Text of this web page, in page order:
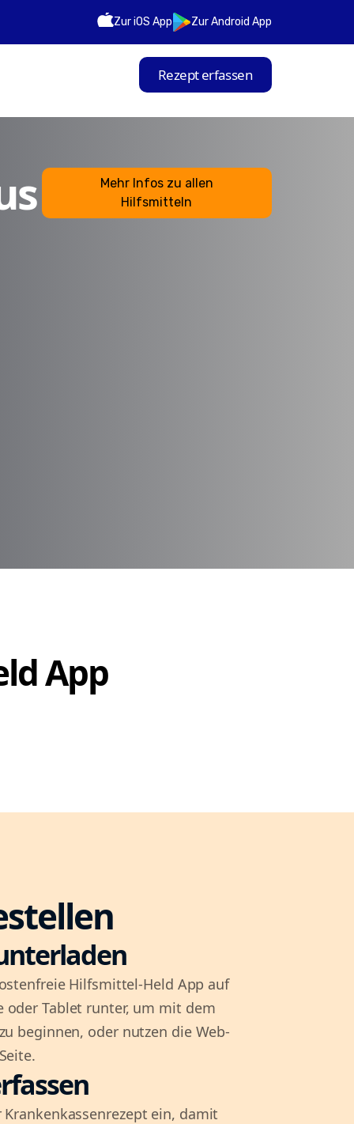
Zur iOS App Zur Android App
Rezept erfassen
Mehr Infos zu allen
Hilfsmitteln
App
Hilfsmittel-Held App auf
oder Tablet runter, um mit dem
beginnen, oder nutzen die Web-
Krankenkassenrezept ein, damit